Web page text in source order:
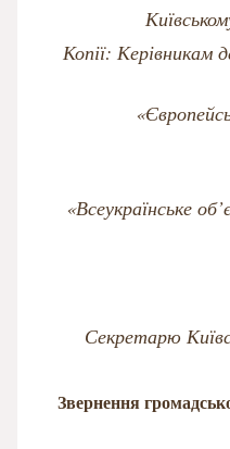
Копії: Керівникам
«Всеукраїнське
Секретарю
Звернення